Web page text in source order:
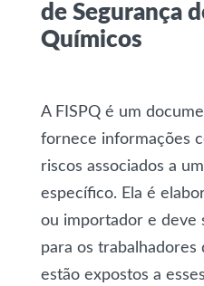
de Segurança
Químicos
A FISPQ é um
fornece informações
riscos associados a
específico. Ela é
ou importador e deve
para os trabalhadores
estão expostos a